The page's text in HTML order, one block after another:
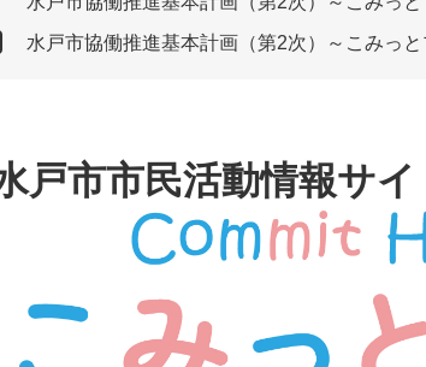
検
水戸市協働推進基本計画（第2次）～こみっと
戸市市民活動情報サ